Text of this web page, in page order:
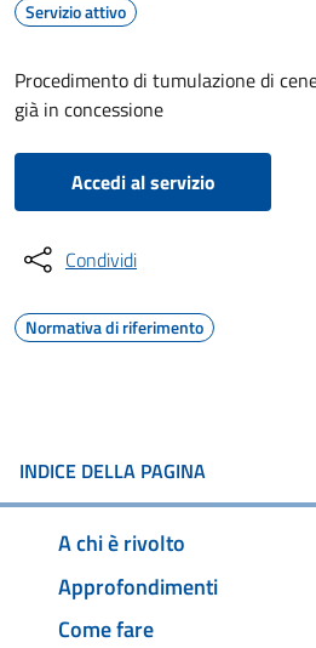
Servizio attivo
Procedimento di tumulazione di
già in concessione
Accedi al servizio
Condividi
Normativa di riferimento
INDICE DELLA PAGINA
A chi è rivolto
Approfondimenti
Come fare